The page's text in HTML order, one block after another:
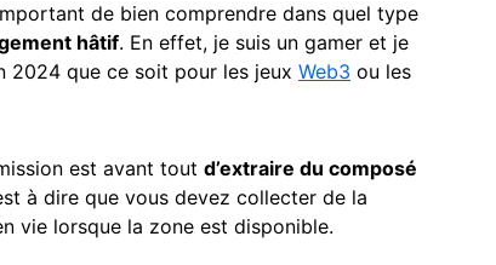
de bien comprendre dans quel type
hâtif. En effet, je suis un gamer et je
2024 que ce soit pour les jeux Web3 ou les
est avant tout d’extraire du composé
à dire que vous devez collecter de la
vie lorsque la zone est disponible.